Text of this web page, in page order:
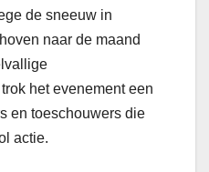
de sneeuw in
naar de maand
het evenement een
en toeschouwers die
actie.